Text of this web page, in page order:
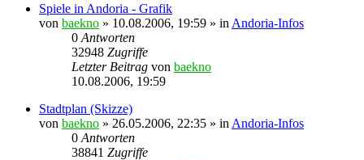
Spiele in Andoria - Grafik
von baekno » 10.08.2006, 19:59 » in Andoria-Infos
0 Antworten
32948 Zugriffe
Letzter Beitrag von baekno
10.08.2006, 19:59
Stadtplan (Skizze)
von baekno » 26.05.2006, 22:35 » in Andoria-Infos
0 Antworten
38841 Zugriffe